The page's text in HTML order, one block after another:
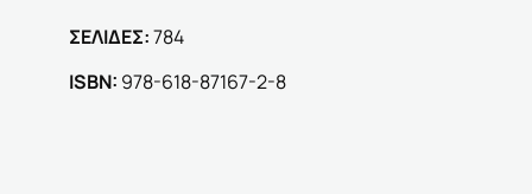
ΣΕΛΙΔΕΣ:784
ΙSBN: 978-618-87167-2-8